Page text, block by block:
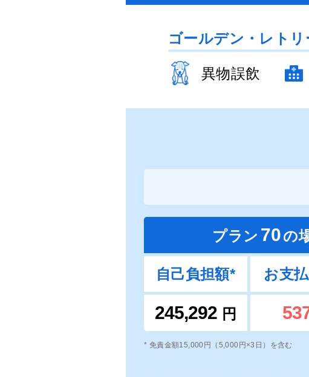
ゴールデン・ レトリ
異物誤飲
プラン 70の
自己負担額* お支
245,292 円
* 免責金額15,000円（5,000円×3日）を含む